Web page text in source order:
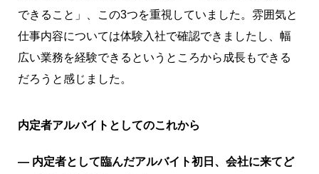
できること」、この3つを重視していました。雰囲気と
仕事内容については体験入社で確認できましたし、幅
広い業務を経験できるというところから成長もできる
だろうと感じました。
内定者アルバイトとしてのこれから
― 内定者として臨んだアルバイト初日、会社に来てど